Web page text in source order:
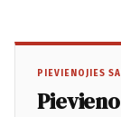
PIEVIENOJIES